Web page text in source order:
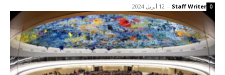
Staff Writer
- 12 أبريل 2024 0